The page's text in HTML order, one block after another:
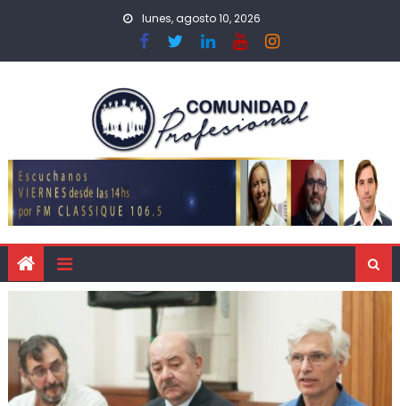
lunes, agosto 10, 2026